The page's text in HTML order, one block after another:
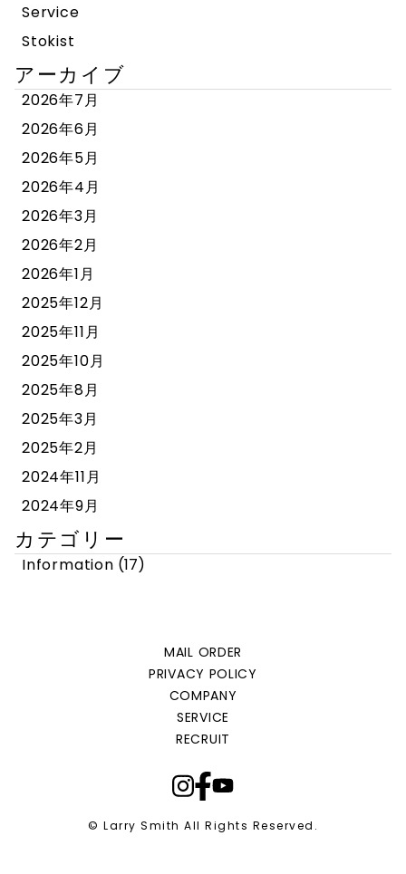
Service
Stokist
アーカイブ
2026年7月
2026年6月
2026年5月
2026年4月
2026年3月
2026年2月
2026年1月
2025年12月
2025年11月
2025年10月
2025年8月
2025年3月
2025年2月
2024年11月
2024年9月
カテゴリー
Information (17)
MAIL ORDER
PRIVACY POLICY
COMPANY
SERVICE
RECRUIT
© Larry Smith All Rights Reserved.